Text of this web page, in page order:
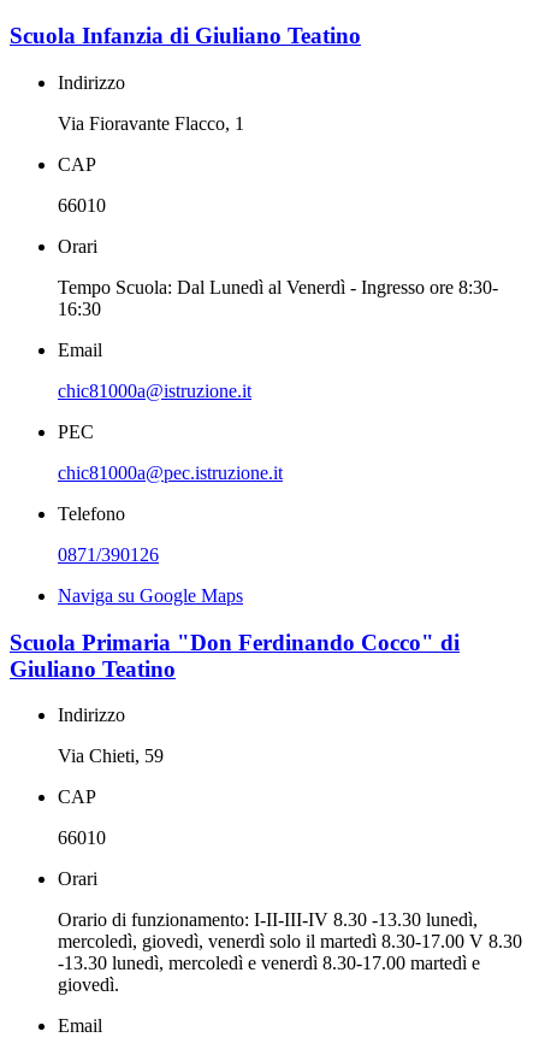
Scuola Infanzia di Giuliano Teatino
Indirizzo
Via Fioravante Flacco, 1
CAP
66010
Orari
Tempo Scuola: Dal Lunedì al Venerdì - Ingresso ore 8:30-
16:30
Email
chic81000a@istruzione.it
PEC
chic81000a@pec.istruzione.it
Telefono
0871/390126
Naviga su Google Maps
Scuola Primaria "Don Ferdinando Cocco" di
Giuliano Teatino
Indirizzo
Via Chieti, 59
CAP
66010
Orari
Orario di funzionamento: I-II-III-IV 8.30 -13.30 lunedì,
mercoledì, giovedì, venerdì solo il martedì 8.30-17.00 V 8.30
-13.30 lunedì, mercoledì e venerdì 8.30-17.00 martedì e
giovedì.
Email